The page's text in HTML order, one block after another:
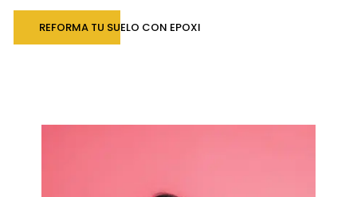
REFORMA TU SUELO CON EPOXI